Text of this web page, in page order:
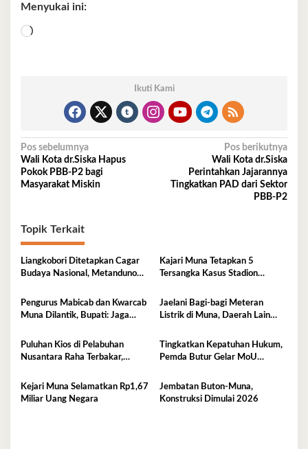
Menyukai ini:
Memuat...
Ikuti Kami
Navigasi
pos
Pos sebelumnya
Wali Kota dr.Siska Hapus
Pokok PBB-P2 bagi
Masyarakat Miskin
Pos berikutnya
Wali Kota dr.Siska
Perintahkan Jajarannya
Tingkatkan PAD dari Sektor
PBB-P2
Topik Terkait
Liangkobori Ditetapkan Cagar
Budaya Nasional, Metanduno
UNESCO
Kajari Muna Tetapkan 5
Tersangka Kasus Stadion
15,2 Miliar
Pengurus Mabicab dan Kwarcab
Muna Dilantik, Bupati: Jaga
Jaelani Bagi-bagi Meteran
Listrik di Muna, Daerah Lain
Puluhan Kios di Pelabuhan
Nusantara Raha Terbakar,
Tingkatkan Kepatuhan Hukum,
Pemda Butur Gelar MoU
Kejari Muna Selamatkan Rp1,67
Miliar Uang Negara
Jembatan Buton-Muna,
Konstruksi Dimulai 2026